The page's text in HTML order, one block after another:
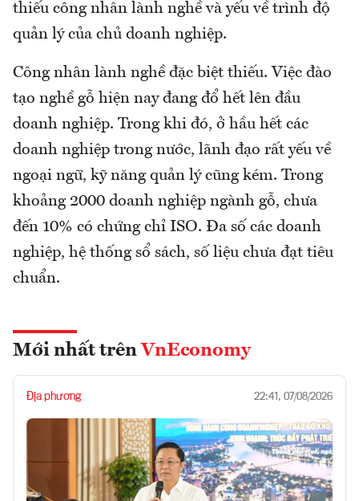
thiếu công nhân lành nghề và yếu về trình độ
quản lý của chủ doanh nghiệp.
Công nhân lành nghề đặc biệt thiếu. Việc đào
tạo nghề gỗ hiện nay đang đổ hết lên đầu
doanh nghiệp. Trong khi đó, ở hầu hết các
doanh nghiệp trong nước, lãnh đạo rất yếu về
ngoại ngữ, kỹ năng quản lý cũng kém. Trong
khoảng 2000 doanh nghiệp ngành gỗ, chưa
đến 10% có chứng chỉ ISO. Đa số các doanh
nghiệp, hệ thống sổ sách, số liệu chưa đạt tiêu
chuẩn.
Mới nhất trên VnEconomy
Địa phương 22:41, 07/08/2026